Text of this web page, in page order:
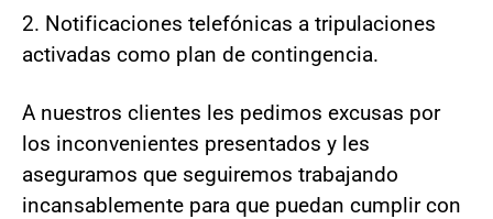
2. Notificaciones telefónicas a tripulaciones
activadas como plan de contingencia.
A nuestros clientes les pedimos excusas por
los inconvenientes presentados y les
aseguramos que seguiremos trabajando
incansablemente para que puedan cumplir con